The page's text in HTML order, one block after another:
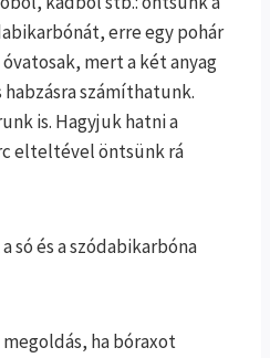
erre egy pohár
mert a két anyag
számíthatunk.
is. Hagyjuk hatni a
elteltével öntsünk rá
só és a szódabikarbóna
ha bóraxot